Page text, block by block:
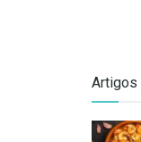
Artigos